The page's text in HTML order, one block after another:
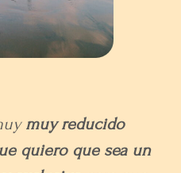
muy reducido
quiero que sea un